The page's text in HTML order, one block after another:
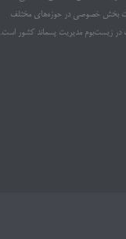
۲۵۰ شرکت بخش خصوصی در حوزه‌های مختلف
در زیست‌بوم مدیریت پسماند کشور است.